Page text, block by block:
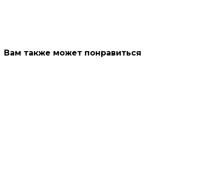
Вам также может понравиться